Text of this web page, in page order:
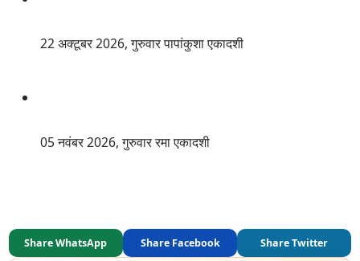
22 अक्टूबर 2026, गुरुवार पापांकुशा एकादशी
05 नवंबर 2026, गुरुवार रमा एकादशी
Share WhatsApp Share Facebook Share Twitter